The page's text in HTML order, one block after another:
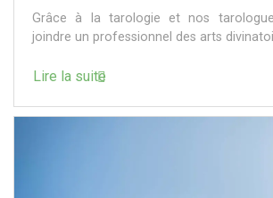
Grâce à la tarologie et nos
joindre un professionnel des arts
Lire la suite